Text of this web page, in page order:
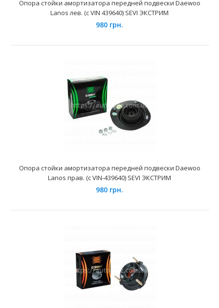
Опора амортизатора (люстра) ВАЗ-2190 перед с подшип.
(с ЭУР) (SA 0156) Trialli
352 грн.
2192 "Lada Granta"и их модификаций укомплектован..
Опора стойки амортизатора передней подвески Daewoo
Lanos лев. (с VIN 439640) SEVI ЭКСТРИМ
980 грн.
Опора стойки амортизатора передней подвески Daewoo
Lanos прав. (с VIN-439640) SEVI ЭКСТРИМ
980 грн.